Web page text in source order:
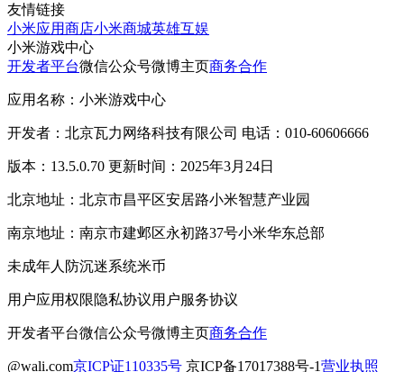
友情链接
小米应用商店小米商城英雄互娱
小米游戏中心
开发者平台微信公众号微博主页商务合作
应用名称：小米游戏中心
开发者：北京瓦力网络科技有限公司 电话：010-60606666
版本：13.5.0.70 更新时间：2025年3月24日
北京地址：北京市昌平区安居路小米智慧产业园
南京地址：南京市建邺区永初路37号小米华东总部
未成年人防沉迷系统米币
用户应用权限隐私协议用户服务协议
开发者平台微信公众号微博主页商务合作
@wali.com京ICP证110335号 京ICP备17017388号-1营业执照